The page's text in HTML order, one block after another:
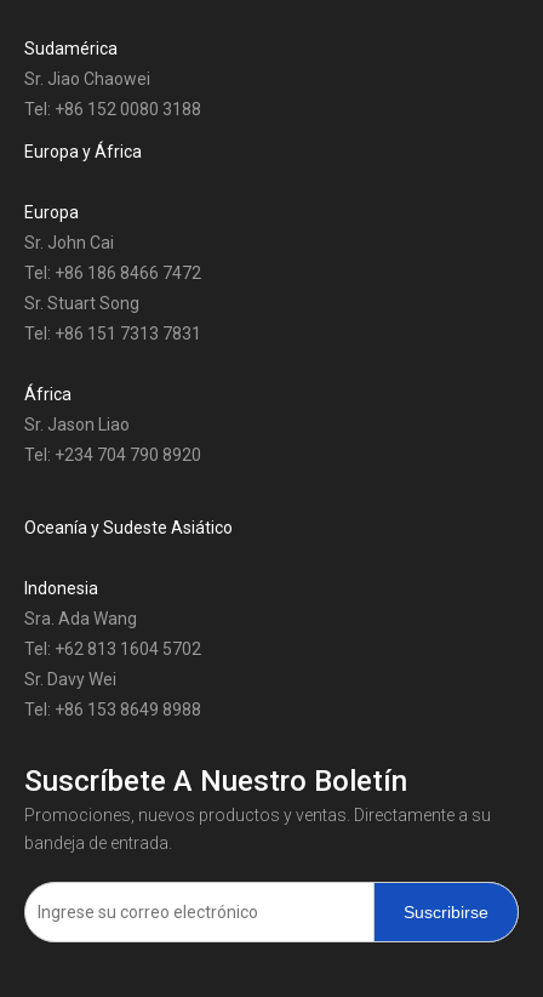
Sudamérica
Sr. Jiao Chaowei
Tel: +86 152 0080 3188
Europa y África
Europa
Sr. John Cai
Tel: +86 186 8466 7472
Sr. Stuart Song
Tel: +86 151 7313 7831
África
Sr. Jason Liao
Tel: +234 704 790 8920
Oceanía y Sudeste Asiático
Indonesia
Sra. Ada Wang
Tel: +62 813 1604 5702
Sr. Davy Wei
Tel: +86 153 8649 8988
Suscríbete A Nuestro Boletín
Promociones, nuevos productos y ventas. Directamente a su
bandeja de entrada.
Suscribirse